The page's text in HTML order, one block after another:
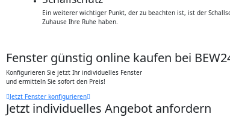
Ein weiterer wichtiger Punkt, der zu beachten ist, ist der
Zuhause Ihre Ruhe haben.
Fenster günstig online kaufen bei
Konfigurieren Sie jetzt Ihr individuelles Fenster
und ermitteln Sie sofort den Preis!
Jetzt Fenster konfigurieren
Jetzt individuelles Angebot anfordern